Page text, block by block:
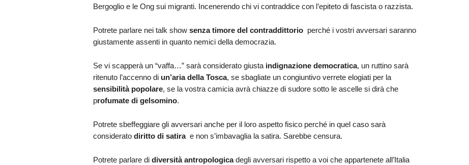
Bergoglio e le Ong sui migranti. Incenerendo chi vi contraddice con l’epiteto di fascista o razzista.
Potrete parlare nei talk show senza timore del contraddittorioperché i vostri avversari saranno
giustamente assenti in quanto nemici della democrazia.
Se vi scapperà un “vaffa…” sarà considerato giusta indignazione democratica, un ruttino sarà
ritenuto l’accenno di un’aria della Tosca, se sbagliate un congiuntivo verrete elogiati per la
sensibilità popolare, se la vostra camicia avrà chiazze di sudore sotto le ascelle si dirà che
profumate di gelsomino.
Potrete sbeffeggiare gli avversari anche per il loro aspetto fisico perché in quel caso sarà
considerato diritto di satirae non s’imbavaglia la satira. Sarebbe censura.
Potrete parlare di diversità antropologicadegli avversari rispetto a voi che appartenete all’Italia